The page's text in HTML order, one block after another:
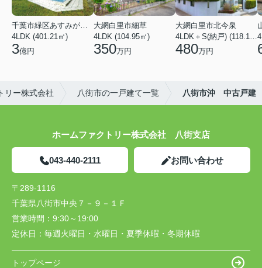
千葉市緑区あすみが丘６丁目
4LDK (401.21㎡)
3億円
大網白里市細草
4LDK (104.95㎡)
350万円
大網白里市北今泉
4LDK＋S(納戸) (118.13㎡)
480万円
リー株式会社 八街市の一戸建て一覧 八街市沖 中古戸建
ホームファクトリー株式会社 八街支店
043-440-2111 お問い合わせ
〒289-1116
千葉県八街市中央７－９－１Ｆ
営業時間： 9:30～19:00
定休日： 毎週火曜日・水曜日・夏季休暇・冬期休暇
トップページ